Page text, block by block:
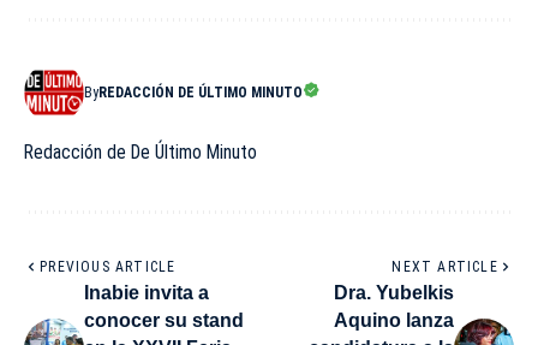
ByREDACCIÓN DE ÚLTIMO MINUTO
Redacción de De Último Minuto
PREVIOUS ARTICLE
Inabie invita a
conocer su stand
NEXT ARTICLE
Dra. Yubelkis
Aquino lanza